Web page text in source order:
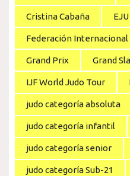
Cristina Cabaña EJU
Federación Internacional
Grand Prix Grand
IJF World Judo Tour
judo categoría absoluta
judo categoría infantil
judo categoría senior
judo categoría Sub-21